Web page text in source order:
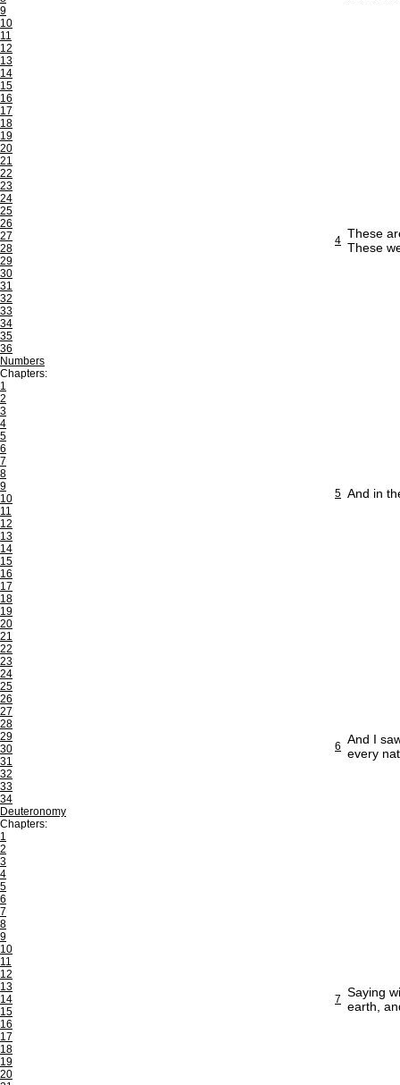
9
10
11
12
13
14
15
16
17
18
19
20
21
22
23
24
25
26
27
28
29
30
31
32
33
34
35
36
Numbers
Chapters:
1
2
3
4
5
6
7
8
9
10
11
12
13
14
15
16
17
18
19
20
21
22
23
24
25
26
27
28
29
30
31
32
33
34
Deuteronomy
Chapters:
1
2
3
4
5
6
7
8
9
10
11
12
13
14
15
16
17
18
19
20
4 These
These
5 And in
6 And I
every
7 Saying
earth,